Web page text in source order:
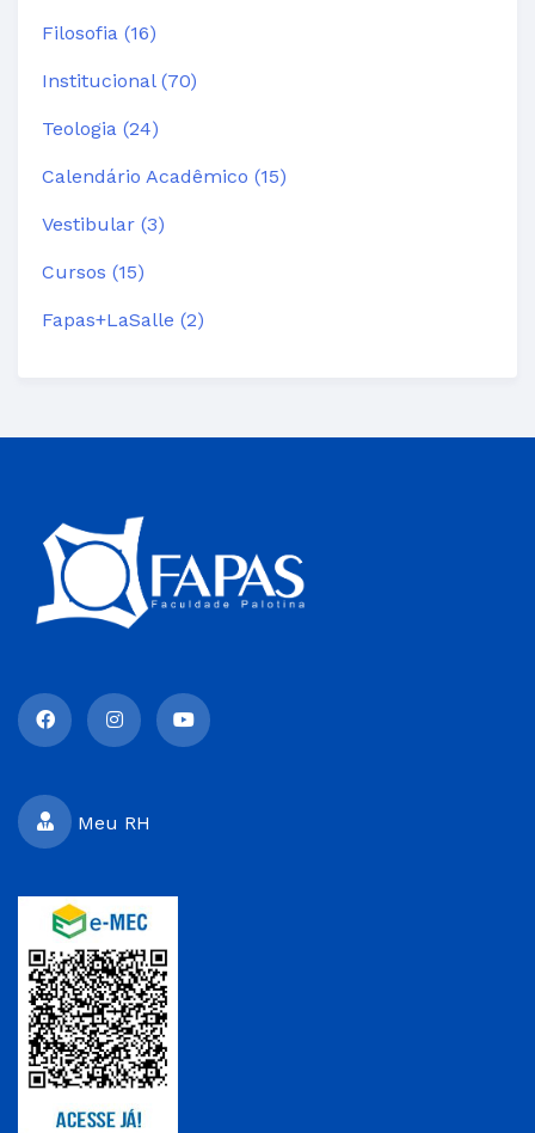
Filosofia (16)
Institucional (70)
Teologia (24)
Calendário Acadêmico (15)
Vestibular (3)
Cursos (15)
Fapas+LaSalle (2)
Meu RH